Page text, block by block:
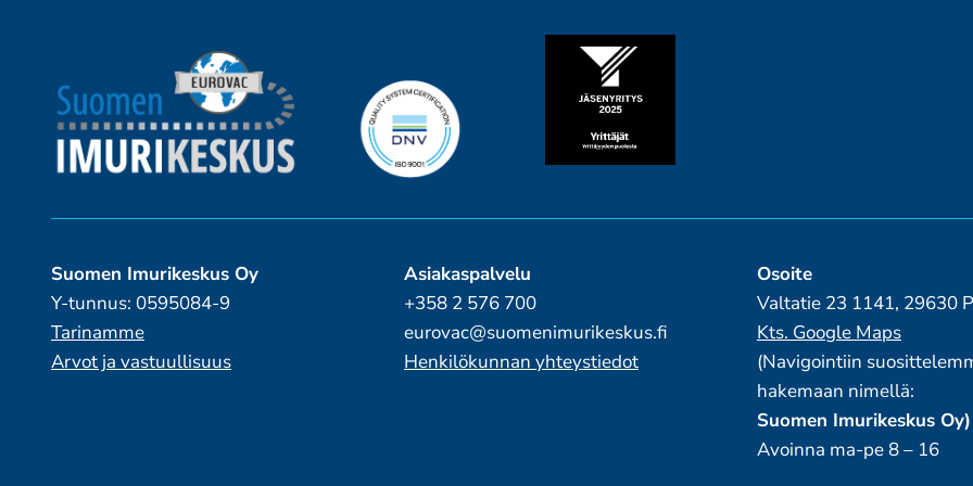
Suomen Imurikeskus Oy
Y-tunnus: 0595084-9
Tarinamme
Arvot ja vastuullisuus
Asiakaspalvelu
+358 2 576 700
eurovac@suomenimurikeskus.fi
Henkilökunnan yhteystiedot
Osoite
Valtatie 23 1141, 29630
Kts. Google Maps
(Navigointiin
hakemaan nimellä:
Suomen Imurikeskus Oy)
Avoinna ma-pe 8 – 16